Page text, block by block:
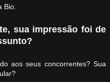
Bio.
sua impressão foi de
aos seus concorrentes? Sua